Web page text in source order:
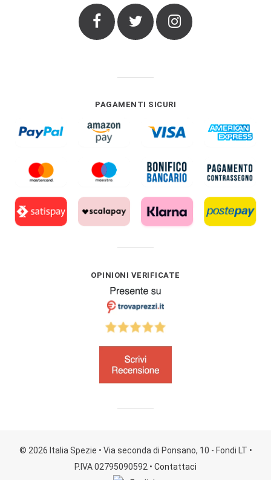
Facebook Twitter Instagram
PAGAMENTI SICURI
OPINIONI VERIFICATE
© 2026 Italia Spezie • Via seconda di Ponsano, 10 - Fondi LT •
P.IVA 02795090592 • Contattaci